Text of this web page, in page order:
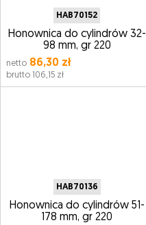
HAB70152
Honownica do cylindrów 32-
98 mm, gr 220
netto 86,30 zł
brutto 106,15 zł
HAB70136
Honownica do cylindrów 51-
178 mm, gr 220